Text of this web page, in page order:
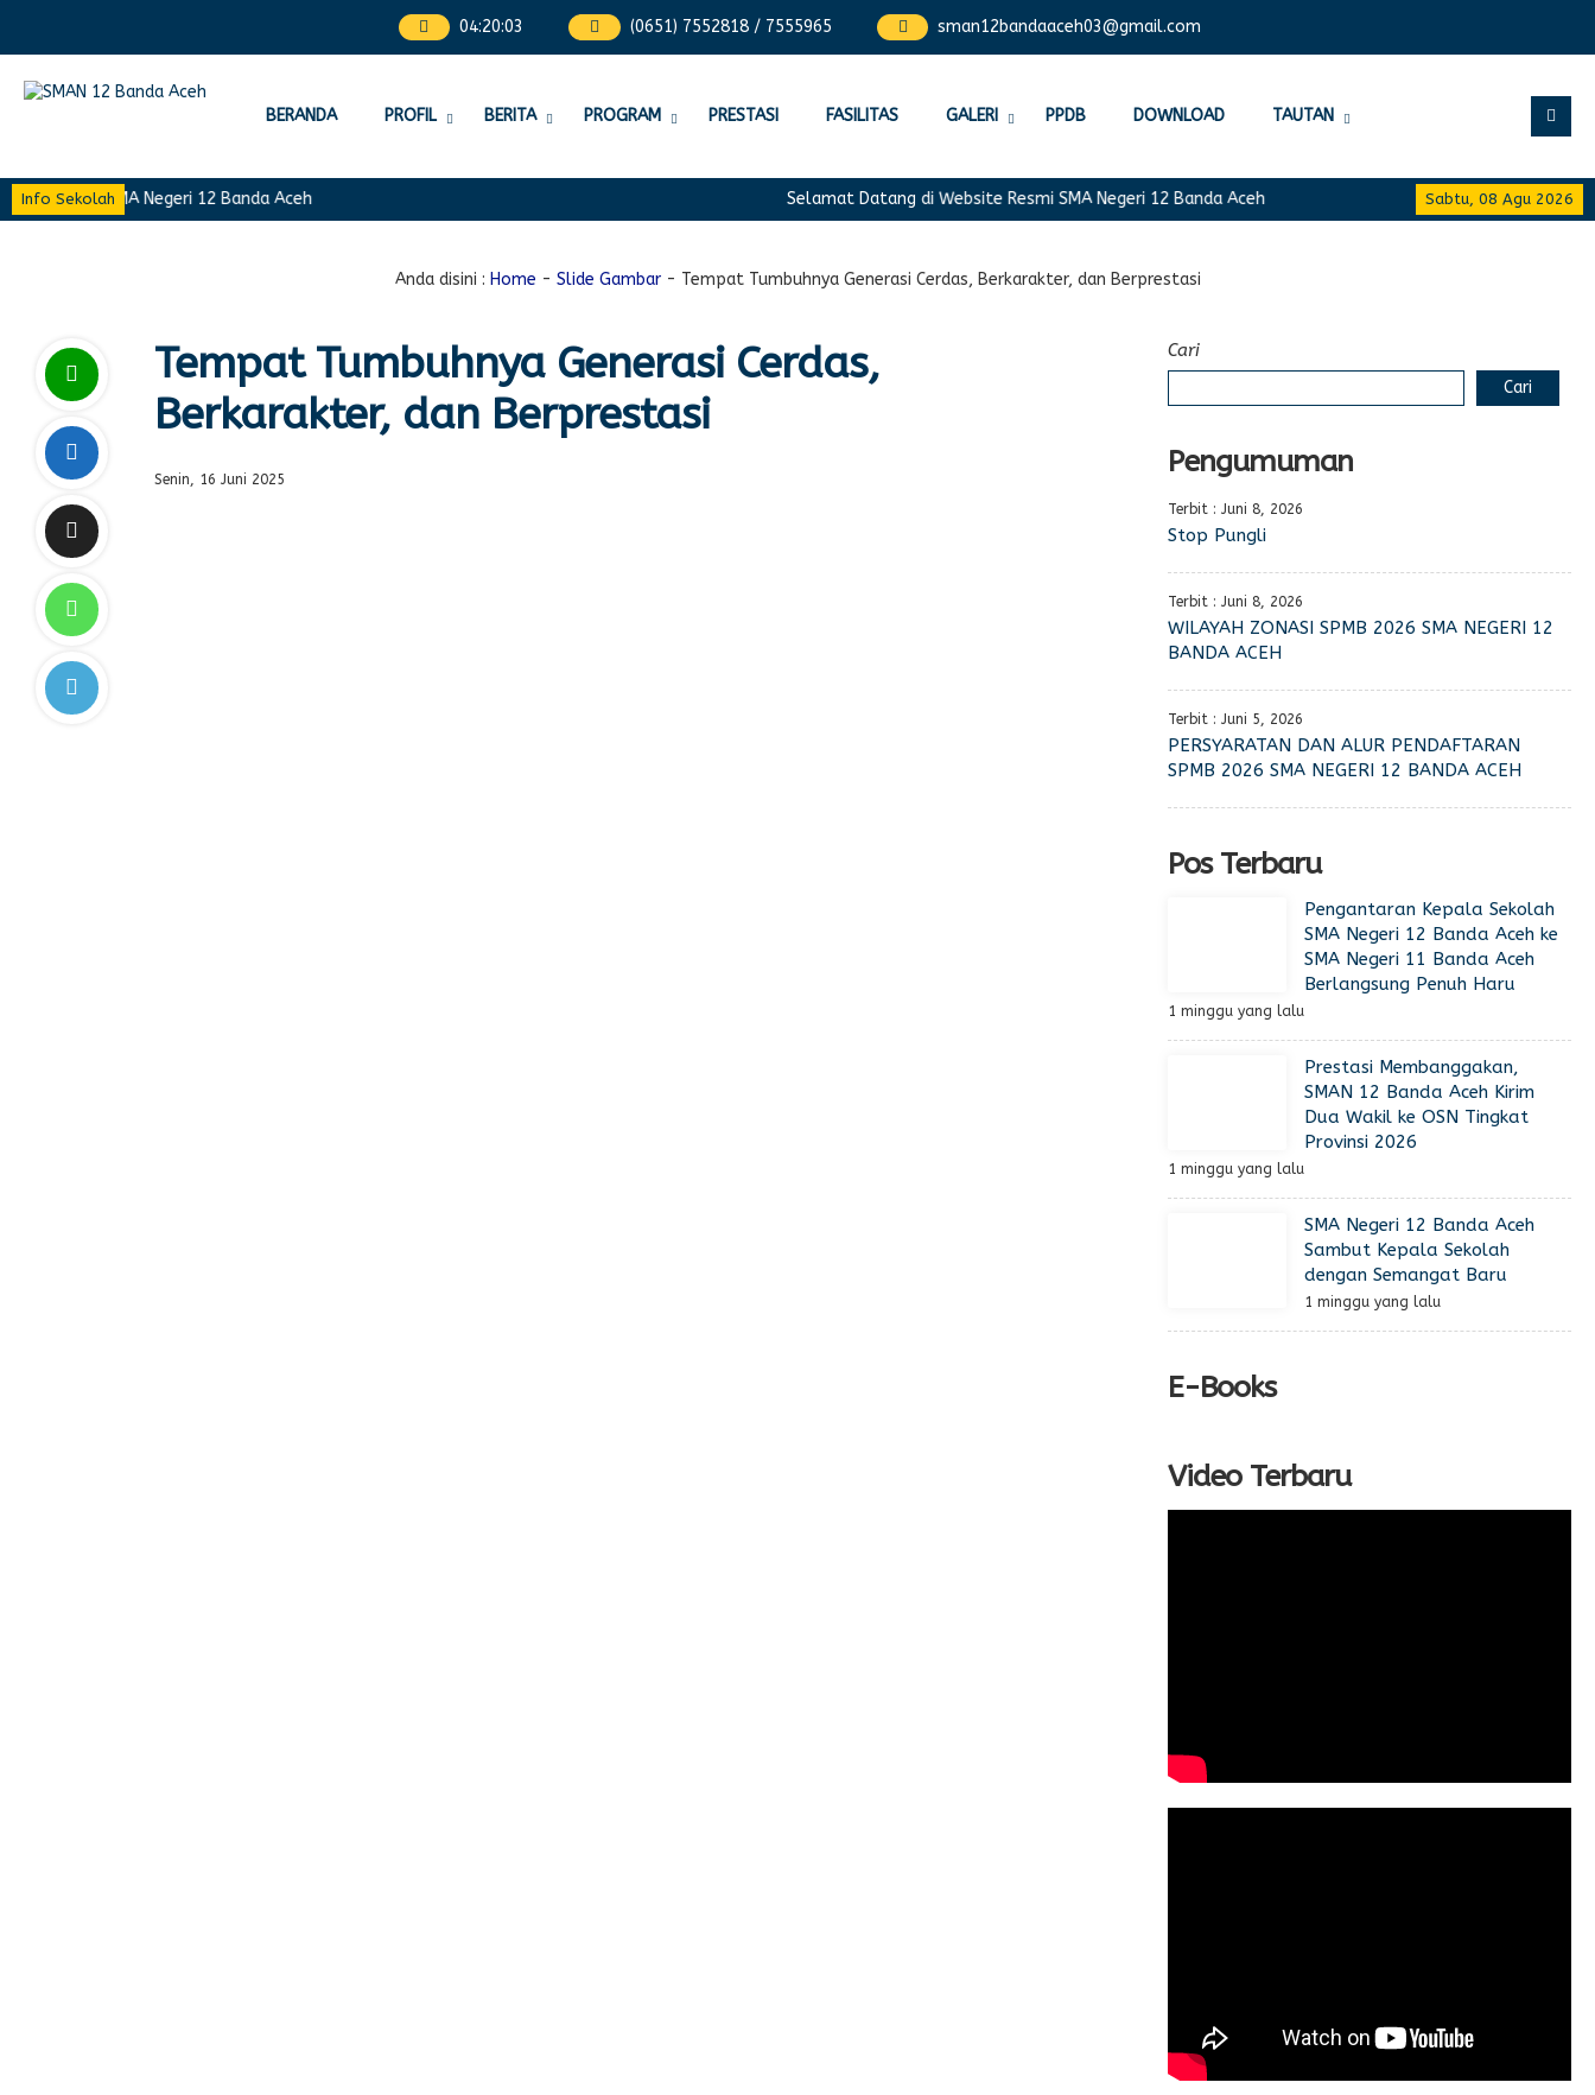
04:20:04 (0651) 7552818 / 7555965 sman12bandaaceh03@gmail.com
BERANDA PROFIL BERITA PROGRAM PRESTASI FASILITAS GALERI PPDB DOWNLOAD TAUTAN
Info Sekolah Sabtu, 08 Agu 2026
Selamat Datang di Website Resmi SMA Negeri 12 Banda Aceh
Resmi SMA Negeri 12 Banda Aceh
Anda disini : Home - Slide Gambar- Tempat Tumbuhnya Generasi Cerdas, Berkarakter, dan Berprestasi
Tempat Tumbuhnya Generasi Cerdas,
Berkarakter, dan Berprestasi
Senin, 16 Juni 2025
Cari
Cari
Pengumuman
Terbit : Juni 8, 2026
Stop Pungli
Terbit : Juni 8, 2026
WILAYAH ZONASI SPMB 2026 SMA NEGERI 12
BANDA ACEH
Terbit : Juni 5, 2026
PERSYARATAN DAN ALUR PENDAFTARAN
SPMB 2026 SMA NEGERI 12 BANDA ACEH
Pos Terbaru
Pengantaran Kepala Sekolah
SMA Negeri 12 Banda Aceh ke
SMA Negeri 11 Banda Aceh
Berlangsung Penuh Haru
1 minggu yang lalu
Prestasi Membanggakan,
SMAN 12 Banda Aceh Kirim
Dua Wakil ke OSN Tingkat
Provinsi 2026
1 minggu yang lalu
SMA Negeri 12 Banda Aceh
Sambut Kepala Sekolah
dengan Semangat Baru
1 minggu yang lalu
E-Books
Video Terbaru